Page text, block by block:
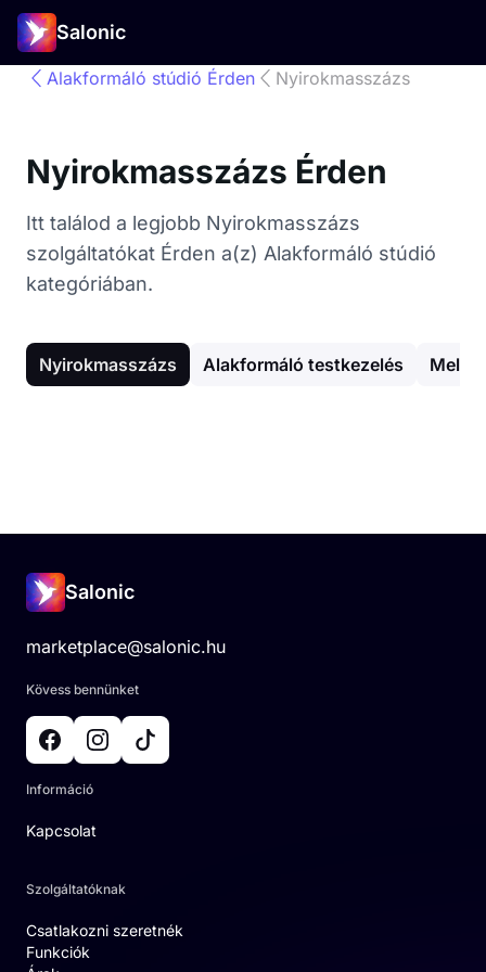
Salonic
Alakformáló stúdió Érden Nyirokmasszázs
Nyirokmasszázs Érden
Itt találod a legjobb Nyirokmasszázs
szolgáltatókat Érden a(z) Alakformáló stúdió
kategóriában.
Nyirokmasszázs Alakformáló testkezelés
Salonic
marketplace@salonic.hu
Kövess bennünket
Információ
Kapcsolat
Szolgáltatóknak
Csatlakozni szeretnék
Funkciók